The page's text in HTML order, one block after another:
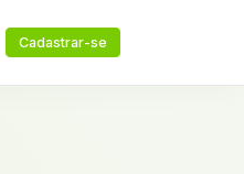
Cadastrar-se